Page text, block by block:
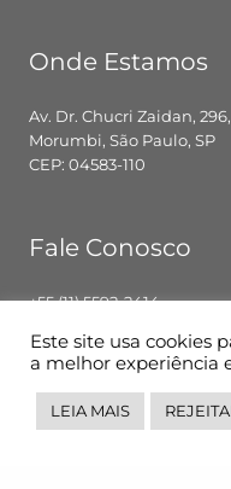
Onde Estamos
Av. Dr. Chucri Zaidan,
Morumbi, São Paulo, SP
CEP: 04583-110
Fale Conosco
+55 (11) 5592-2414
Segunda – Sexta: 8h00 –
Siga-nos
Este site usa cookies
a melhor experiência
LEIA MAIS